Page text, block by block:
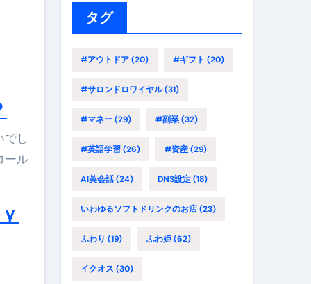
ール
タグ
#アウトドア(20) #ギフト (20)
#サロンドロワイヤル(31)
#マネー(29) #副業(32)
#英語学習(26) #資産(29)
AI英会話(24) DNS設定(18)
いわゆるソフトドリンクのお店(23)
ふわり (19) ふわ姫(62)
イクオス (30)